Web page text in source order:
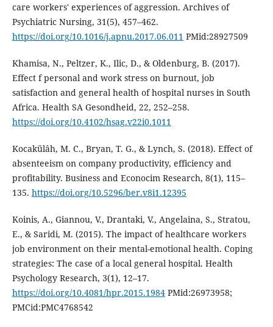
care workers' experiences of aggression. Archives of
Psychiatric Nursing, 31(5), 457–462.
https://doi.org/10.1016/j.apnu.2017.06.011 PMid:28927509
Khamisa, N., Peltzer, K., Ilic, D., & Oldenburg, B. (2017).
Effect f personal and work stress on burnout, job
satisfaction and general health of hospital nurses in South
Africa. Health SA Gesondheid, 22, 252–258.
https://doi.org/10.4102/hsag.v22i0.1011
Kocakülâh, M. C., Bryan, T. G., & Lynch, S. (2018). Effect of
absenteeism on company productivity, efficiency and
profitability. Business and Econocim Research, 8(1), 115–
135. https://doi.org/10.5296/ber.v8i1.12395
Koinis, A., Giannou, V., Drantaki, V., Angelaina, S., Stratou,
E., & Saridi, M. (2015). The impact of healthcare workers
job environment on their mental-emotional health. Coping
strategies: The case of a local general hospital. Health
Psychology Research, 3(1), 12–17.
https://doi.org/10.4081/hpr.2015.1984PMid:26973958;
PMCid:PMC4768542